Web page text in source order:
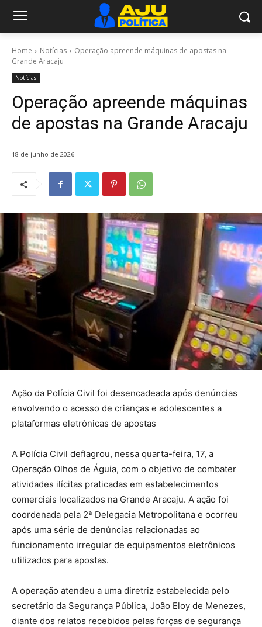
Home Notícias
Operação apreende máquinas de apostas na
Grande Aracaju
Notícias
Operação apreende máquinas
de apostas na Grande Aracaju
18 de junho de 2026
Ação da Polícia Civil foi desencadeada após denúncias
envolvendo o acesso de crianças e adolescentes a
plataformas eletrônicas de apostas
A Polícia Civil deflagrou, nessa quarta-feira, 17, a
Operação Olhos de Águia, com o objetivo de combater
atividades ilícitas praticadas em estabelecimentos
comerciais localizados na Grande Aracaju. A ação foi
coordenada pela 2ª Delegacia Metropolitana e ocorreu
após uma série de denúncias relacionadas ao
funcionamento irregular de equipamentos eletrônicos
utilizados para apostas.
A operação atendeu a uma diretriz estabelecida pelo
secretário da Segurança Pública, João Eloy de Menezes,
diante dos relatos recebidos pelas forças de segurança